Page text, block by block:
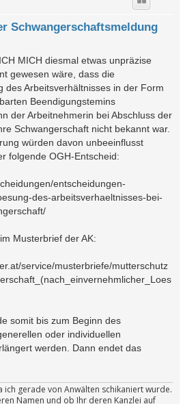
Schwangerschaftsmeldung
MICH diesmal etwas unpräzise
gewesen wäre, dass die
des Arbeitsverhältnisses in der Form
Beendigungstemins
der Arbeitnehmerin bei Abschluss der
Schwangerschaft nicht bekannt war.
würden davon unbeeinflusst
folgende OGH-Entscheid:
entscheidungen-
des-arbeitsverhaeltnisses-bei-
Musterbrief der AK:
service/musterbriefe/mutterschutz
somit bis zum Beginn des
oder individuellen
werden. Dann endet das
gerade von Anwälten schikaniert wurde.
Namen und ob Ihr deren Kanzlei auf